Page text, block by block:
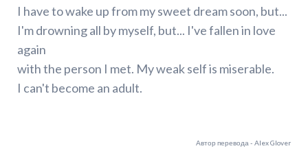
I have to wake up from my sweet dream soon, but...
I'm drowning all by myself, but... I've fallen in love
again
with the person I met. My weak self is miserable.
I can't become an adult.
Автор перевода - Alex Glover